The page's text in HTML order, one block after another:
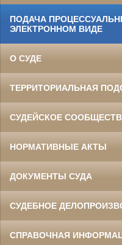
ПОДАЧА
ЭЛЕКТРОННОМ ВИДЕ
О СУДЕ
ТЕРРИТОРИАЛЬНАЯ
СУДЕЙСКОЕ
НОРМАТИВНЫЕ АКТЫ
ДОКУМЕНТЫ СУДА
СУДЕБНОЕ
СПРАВОЧНАЯ